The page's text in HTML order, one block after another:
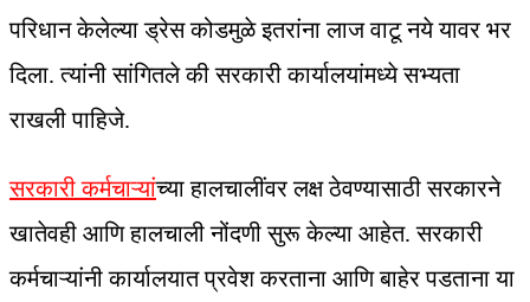
परिधान केलेल्या ड्रेस कोडमुळे इतरांना लाज वाटू नये यावर भर
दिला. त्यांनी सांगितले की सरकारी कार्यालयांमध्ये सभ्यता
राखली पाहिजे.
सरकारी कर्मचाऱ्यांच्या हालचालींवर लक्ष ठेवण्यासाठी सरकारने
खातेवही आणि हालचाली नोंदणी सुरू केल्या आहेत. सरकारी
कर्मचाऱ्यांनी कार्यालयात प्रवेश करताना आणि बाहेर पडताना या